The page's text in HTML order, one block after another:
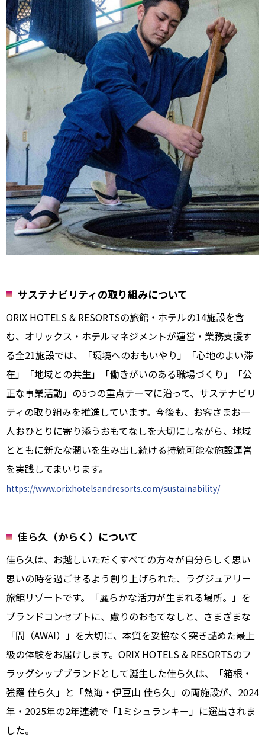
サステナビリティの取り組みについて
ORIX HOTELS & RESORTSの旅館・ホテルの14施設を含
む、オリックス・ホテルマネジメントが運営・業務支援す
る全21施設では、「環境へのおもいやり」「心地のよい滞
在」「地域との共生」「働きがいのある職場づくり」「公
正な事業活動」の5つの重点テーマに沿って、サステナビリ
ティの取り組みを推進しています。今後も、お客さまお一
人おひとりに寄り添うおもてなしを大切にしながら、地域
とともに新たな潤いを生み出し続ける持続可能な施設運営
を実践してまいります。
https://www.orixhotelsandresorts.com/sustainability/
佳ら久（からく）について
佳ら久は、お越しいただくすべての方々が自分らしく思い
思いの時を過ごせるよう創り上げられた、ラグジュアリー
旅館リゾートです。「麗らかな活力が生まれる場所。」を
ブランドコンセプトに、慮りのおもてなしと、さまざまな
「間（AWAI）」を大切に、本質を妥協なく突き詰めた最上
級の体験をお届けします。ORIX HOTELS & RESORTSのフ
ラッグシップブランドとして誕生した佳ら久は、「箱根・
強羅 佳ら久」と「熱海・伊豆山 佳ら久」の両施設が、2024
年・2025年の2年連続で「1ミシュランキー」に選出されま
した。